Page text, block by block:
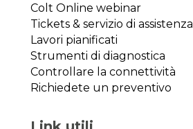
Colt Online webinar
Tickets & servizio di assistenza
Lavori pianificati
Strumenti di diagnostica
Controllare la connettività
Richiedete un preventivo